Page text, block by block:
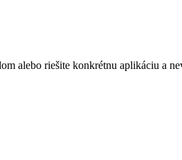
alebo riešite konkrétnu aplikáciu a